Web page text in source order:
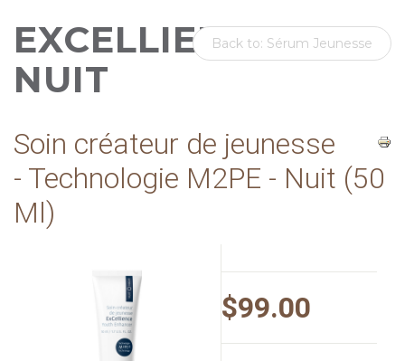
Back to: Sérum Jeunesse
EXCELLIENCE -
NUIT
Soin créateur de jeunesse
- Technologie M2PE - Nuit (50
Ml)
$99.00